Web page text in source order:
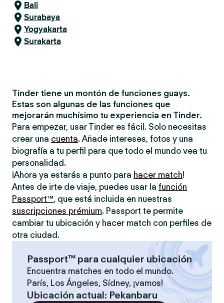
Bali
Surabaya
Yogyakarta
Surakarta
Tinder tiene un montón de funciones guays.
Estas son algunas de las funciones que
mejorarán muchísimo tu experiencia en Tinder.
Para empezar, usar Tinder es fácil. Solo necesitas
crear una cuenta. Añade intereses, fotos y una
biografía a tu perfil para que todo el mundo vea tu
personalidad.
¡Ahora ya estarás a punto para hacer match!
Antes de irte de viaje, puedes usar la función
Passport™, que está incluida en nuestras
suscripciones prémium. Passport te permite
cambiar tu ubicación y hacer match con perfiles de
otra ciudad.
Passport™ para cualquier ubicación
Encuentra matches en todo el mundo.
París, Los Ángeles, Sídney, ¡vamos!
Ubicación actual: Pekanbaru